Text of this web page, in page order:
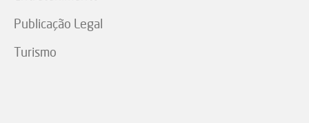
Publicação Legal
Turismo